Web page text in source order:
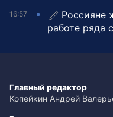
16:57
Россияне
работе ряда
Главный редактор
Копейкин Андрей